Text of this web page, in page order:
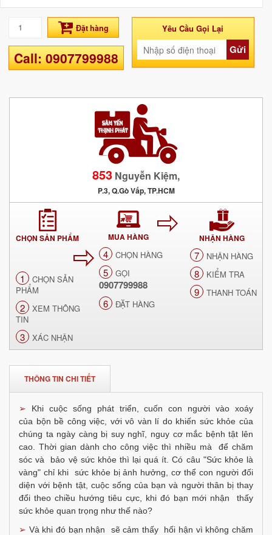
Đặt hàng
Call: 0907799988
Yêu Cầu Gọi Lại
Gửi
853 Nguyễn Kiệm,
P.3, Q.Gò Vấp, TP.HCM
CHỌN SẢN PHẨM
1
CHỌN SẢN
PHẨM
2
XEM THÔNG
TIN
3 XÁC NHẬN
MUA HÀNG
4 CHỌN HÀNG
5 GỌI
0907799988
6 ĐẶT HÀNG
NHẬN HÀNG
7 NHẬN HÀNG
8 KIỂM TRA
9 THANH TOÁN
THÔNG TIN CHI TIẾT
➢ Khi cuộc sống phát triển, cuốn con người vào xoáy
của bộn bề công việc, với vô vàn lí do khiến sức khỏe của
chúng ta ngày càng bị suy nghĩ, nguy cơ mắc bệnh tật lên
cao. Thời gian dành cho công việc thì nhiều mà để chăm
sóc và bảo vệ sức khỏe thì lại quá ít. Có câu "Sức khỏe là
vàng" chỉ khi sức khỏe bị ảnh hưởng, cơ thể con người đối
diện với bệnh tật, cuộc sống của bạn và người thân bị thay
đổi theo chiều hướng tiêu cực, khi đó bạn mới nhận thấy
sức khỏe quan trọng như thế nào?
➢ Và khi đó bạn nhận sẽ cảm thấy hối hận vì không chăm